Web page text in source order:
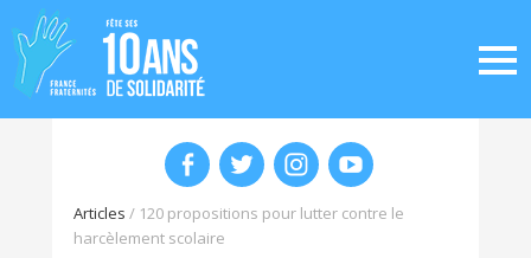
Articles / 120 propositions pour lutter contre le
harcèlement scolaire